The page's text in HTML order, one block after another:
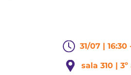
31/07 | 16:30
sala 310 |